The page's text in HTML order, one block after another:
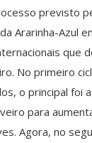
previsto
Ararinha-Azul
que
No primeiro
o principal foi
para
Agora, no